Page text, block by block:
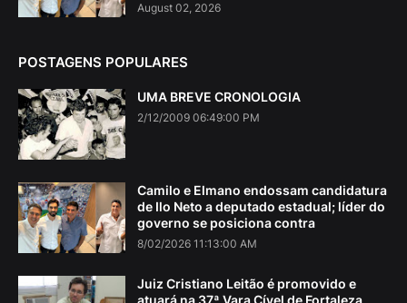
August 02, 2026
POSTAGENS POPULARES
UMA BREVE CRONOLOGIA
2/12/2009 06:49:00 PM
Camilo e Elmano endossam candidatura
de Ilo Neto a deputado estadual; líder do
governo se posiciona contra
8/02/2026 11:13:00 AM
Juiz Cristiano Leitão é promovido e